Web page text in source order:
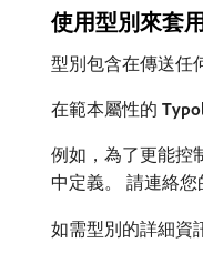
使用型別來套
型別包含在傳送任
在範本屬性的​
例如，為了更能控
中定義。 請連絡您
如需型別的詳細資